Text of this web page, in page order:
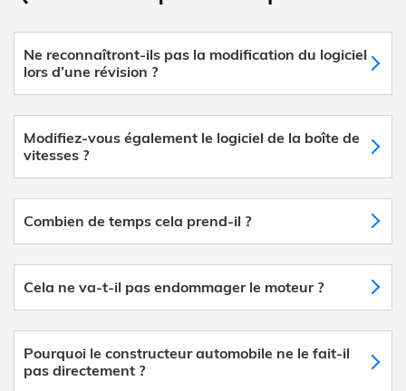
Ne reconnaîtront-ils pas la modification du logiciel
lors d’une révision ?
Modifiez-vous également le logiciel de la boîte de
vitesses ?
Combien de temps cela prend-il ?
Cela ne va-t-il pas endommager le moteur ?
Pourquoi le constructeur automobile ne le fait-il
pas directement ?